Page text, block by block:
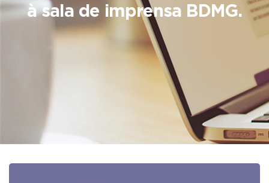
à sala de imprensa BDMG.